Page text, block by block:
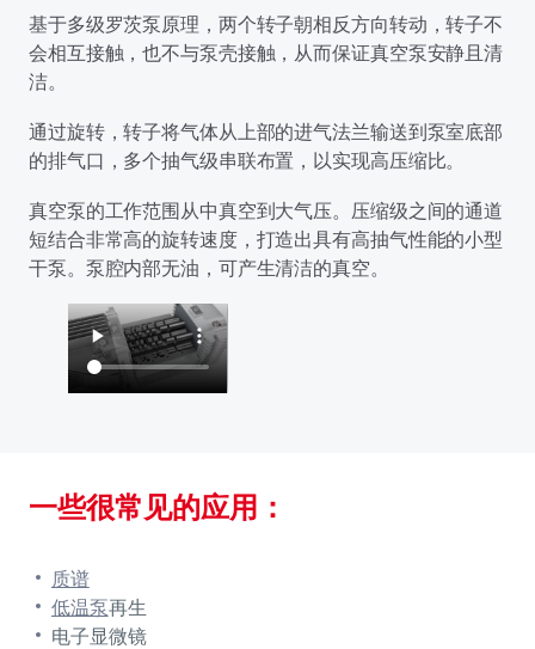
基于多级罗茨泵原理，两个转子朝相反方向转动，转子不
会相互接触，也不与泵壳接触，从而保证真空泵安静且清
洁。
通过旋转，转子将气体从上部的进气法兰输送到泵室底部
的排气口，多个抽气级串联布置，以实现高压缩比。
真空泵的工作范围从中真空到大气压。压缩级之间的通道
短结合非常高的旋转速度，打造出具有高抽气性能的小型
干泵。泵腔内部无油，可产生清洁的真空。
一些很常见的应用：
质谱
低温泵再生
电子显微镜